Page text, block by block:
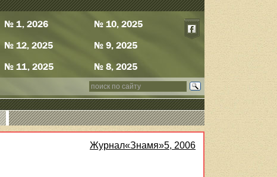
№ 1, 2026
№ 12, 2025
№ 11, 2025
№ 10, 2025
№ 9, 2025
№ 8, 2025
Журнал«Знамя»5, 2006